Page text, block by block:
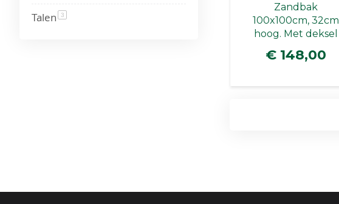
Zandbak
100x100cm, 32cm
hoog. Met deksel
€ 148,00
Talen 3product